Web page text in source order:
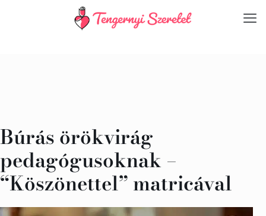
Búrás örökvirág
pedagógusoknak –
“Köszönettel” matricával